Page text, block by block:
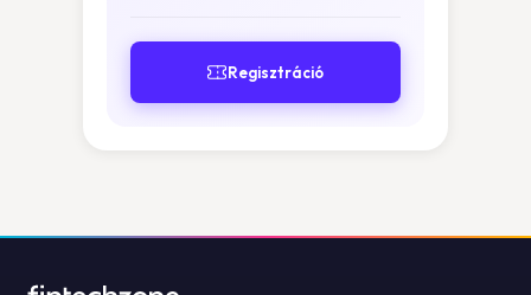
Regisztráció